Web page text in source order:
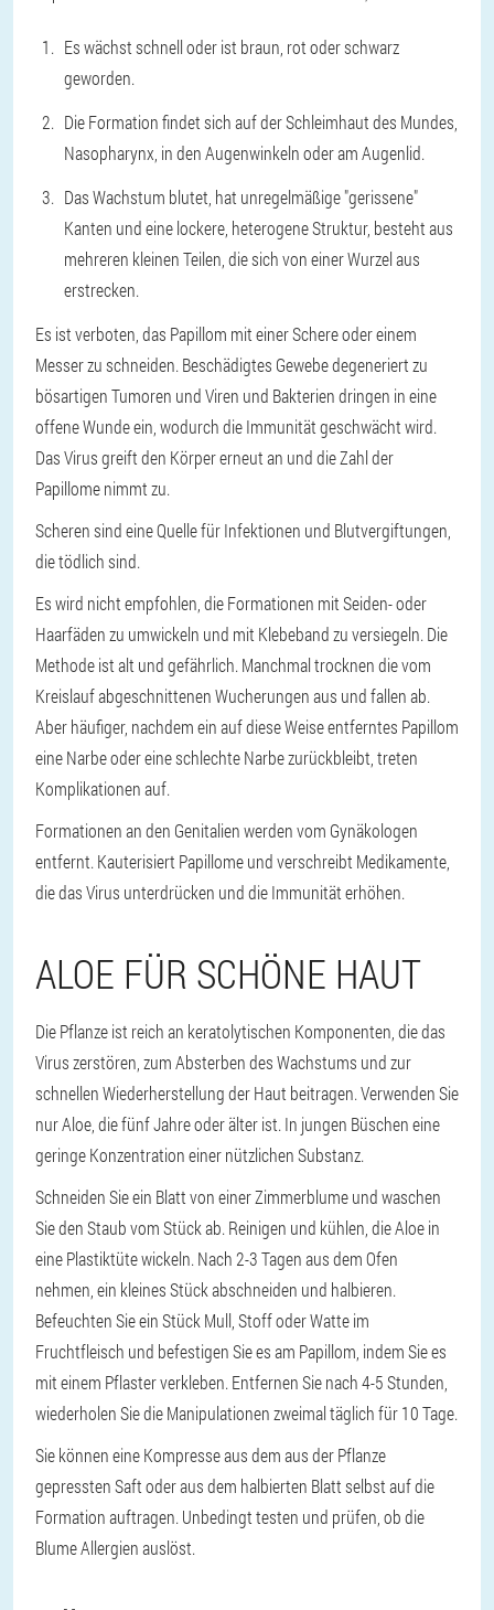
Es wächst schnell oder ist braun, rot oder schwarz
geworden.
Die Formation findet sich auf der Schleimhaut des Mundes,
Nasopharynx, in den Augenwinkeln oder am Augenlid.
Das Wachstum blutet, hat unregelmäßige "gerissene"
Kanten und eine lockere, heterogene Struktur, besteht aus
mehreren kleinen Teilen, die sich von einer Wurzel aus
erstrecken.
Es ist verboten, das Papillom mit einer Schere oder einem
Messer zu schneiden. Beschädigtes Gewebe degeneriert zu
bösartigen Tumoren und Viren und Bakterien dringen in eine
offene Wunde ein, wodurch die Immunität geschwächt wird.
Das Virus greift den Körper erneut an und die Zahl der
Papillome nimmt zu.
Scheren sind eine Quelle für Infektionen und Blutvergiftungen,
die tödlich sind.
Es wird nicht empfohlen, die Formationen mit Seiden- oder
Haarfäden zu umwickeln und mit Klebeband zu versiegeln. Die
Methode ist alt und gefährlich. Manchmal trocknen die vom
Kreislauf abgeschnittenen Wucherungen aus und fallen ab.
Aber häufiger, nachdem ein auf diese Weise entferntes Papillom
eine Narbe oder eine schlechte Narbe zurückbleibt, treten
Komplikationen auf.
Formationen an den Genitalien werden vom Gynäkologen
entfernt. Kauterisiert Papillome und verschreibt Medikamente,
die das Virus unterdrücken und die Immunität erhöhen.
ALOE FÜR SCHÖNE HAUT
Die Pflanze ist reich an keratolytischen Komponenten, die das
Virus zerstören, zum Absterben des Wachstums und zur
schnellen Wiederherstellung der Haut beitragen. Verwenden Sie
nur Aloe, die fünf Jahre oder älter ist. In jungen Büschen eine
geringe Konzentration einer nützlichen Substanz.
Schneiden Sie ein Blatt von einer Zimmerblume und waschen
Sie den Staub vom Stück ab. Reinigen und kühlen, die Aloe in
eine Plastiktüte wickeln. Nach 2-3 Tagen aus dem Ofen
nehmen, ein kleines Stück abschneiden und halbieren.
Befeuchten Sie ein Stück Mull, Stoff oder Watte im
Fruchtfleisch und befestigen Sie es am Papillom, indem Sie es
mit einem Pflaster verkleben. Entfernen Sie nach 4-5 Stunden,
wiederholen Sie die Manipulationen zweimal täglich für 10 Tage.
Sie können eine Kompresse aus dem aus der Pflanze
gepressten Saft oder aus dem halbierten Blatt selbst auf die
Formation auftragen. Unbedingt testen und prüfen, ob die
Blume Allergien auslöst.